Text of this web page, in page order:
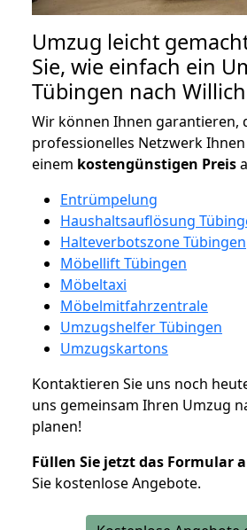
Umzug leicht
Sie, wie einfach ein
Tübingen nach
Wir können Ihnen garantieren,
professionelles Netzwerk
einem kostengünstigen Preis
Entrümpelung
Haushaltsauflösung
Halteverbotszone Tübingen
Möbellift Tübingen
Möbeltaxi
Möbelmitfahrzentrale
Umzugshelfer Tübingen
Umzugskartons
Kontaktieren Sie uns noch
uns gemeinsam Ihren Umzug
planen!
Füllen Sie jetzt das Formular
Sie kostenlose Angebote.